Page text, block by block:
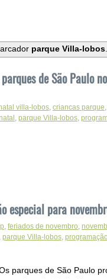
parque Villa-lobos.
de São Paulo
villa-lobos criancas parque
parque Villa-lobos
especial para
feriados de novembro
parque Villa-lobos
parques de São Paulo